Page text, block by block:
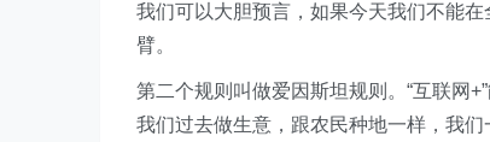
我们可以大胆预言，如果今天我们不能
臂。
第二个规则叫做爱因斯坦规则。“互联网
我们过去做生意，跟农民种地一样，我